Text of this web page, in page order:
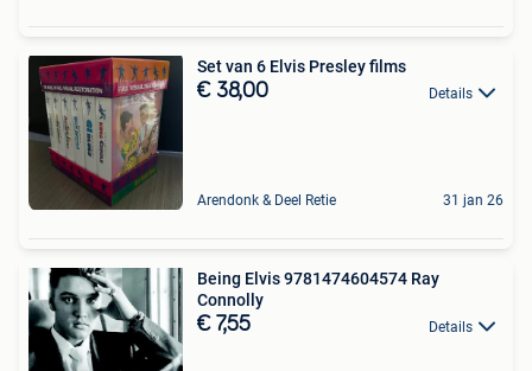
Set van 6 Elvis Presley films
€ 38,00 Details
Arendonk & Deel Retie 31 jan 26
Being Elvis 9781474604574 Ray
Connolly
€ 7,55 Details